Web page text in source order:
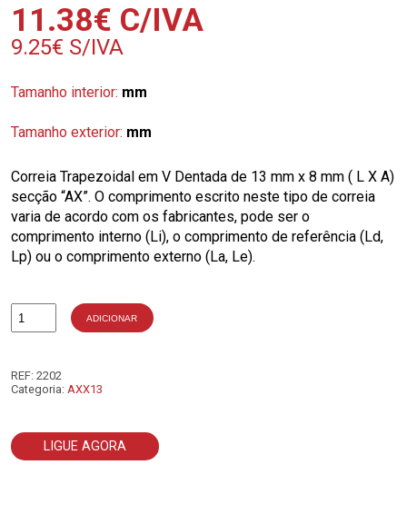
11.38€ C/IVA
9.25€ S/IVA
Tamanho interior: mm
Tamanho exterior: mm
Correia Trapezoidal em V Dentada de 13 mm x 8 mm ( L X A)
secção “AX”. O comprimento escrito neste tipo de correia
varia de acordo com os fabricantes, pode ser o
comprimento interno (Li), o comprimento de referência (Ld,
Lp) ou o comprimento externo (La, Le).
Quantidade
ADICIONAR
REF: 2202
Categoria: AXX13
LIGUE AGORA